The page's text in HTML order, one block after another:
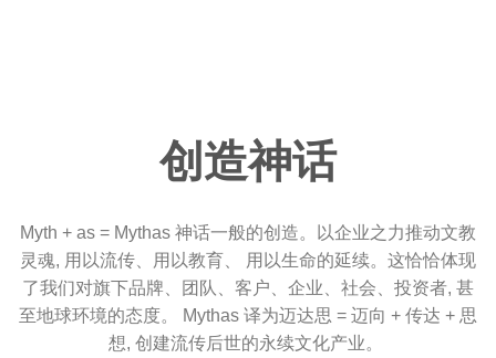
创造神话
Myth + as = Mythas 神话一般的创造。以企业之力推动文教
灵魂, 用以流传、用以教育、 用以生命的延续。这恰恰体现
了我们对旗下品牌、团队、客户、企业、社会、投资者, 甚
至地球环境的态度。 Mythas 译为迈达思 = 迈向 + 传达 + 思
想, 创建流传后世的永续文化产业。